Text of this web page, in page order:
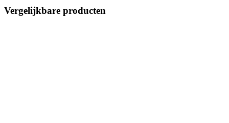
Vergelijkbare producten